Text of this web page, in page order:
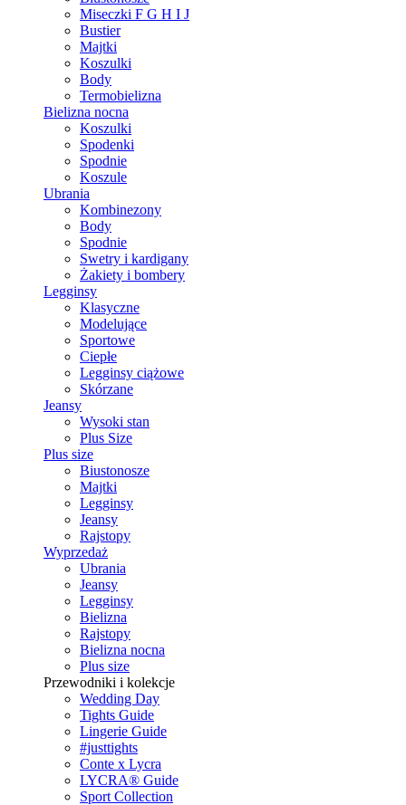
Miseczki F G H I J
Bustier
Majtki
Koszulki
Body
Termobielizna
Bielizna nocna
Koszulki
Spodenki
Spodnie
Koszule
Ubrania
Kombinezony
Body
Spodnie
Swetry i kardigany
Żakiety i bombery
Legginsy
Klasyczne
Modelujące
Sportowe
Ciepłe
Legginsy ciążowe
Skórzane
Jeansy
Wysoki stan
Plus Size
Plus size
Biustonosze
Majtki
Legginsy
Jeansy
Rajstopy
Wyprzedaż
Ubrania
Jeansy
Legginsy
Bielizna
Rajstopy
Bielizna nocna
Plus size
Przewodniki i kolekcje
Wedding Day
Tights Guide
Lingerie Guide
#justtights
Conte x Lycra
LYCRA® Guide
Sport Сollection